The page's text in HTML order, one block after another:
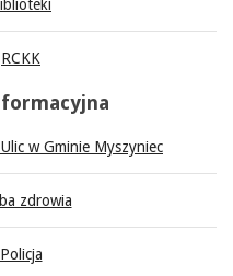
RCKK
w Gminie Myszyniec
zdrowia
Policja